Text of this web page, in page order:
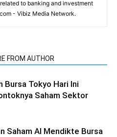
to banking and investment
- Vibiz Media Network.
FROM AUTHOR
Bursa Tokyo Hari Ini
Saham Sektor
Saham AI Mendikte Bursa